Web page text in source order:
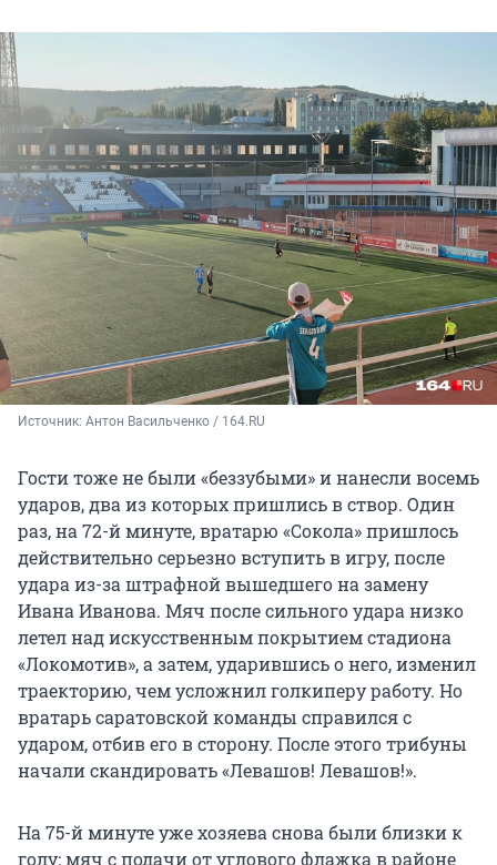
Источник: Антон Васильченко / 164.RU
Гости тоже не были «беззубыми» и нанесли восемь
ударов, два из которых пришлись в створ. Один
раз, на 72-й минуте, вратарю «Сокола» пришлось
действительно серьезно вступить в игру, после
удара из-за штрафной вышедшего на замену
Ивана Иванова. Мяч после сильного удара низко
летел над искусственным покрытием стадиона
«Локомотив», а затем, ударившись о него, изменил
траекторию, чем усложнил голкиперу работу. Но
вратарь саратовской команды справился с
ударом, отбив его в сторону. После этого трибуны
начали скандировать «Левашов! Левашов!».
На 75-й минуте уже хозяева снова были близки к
голу: мяч с подачи от углового флажка в районе